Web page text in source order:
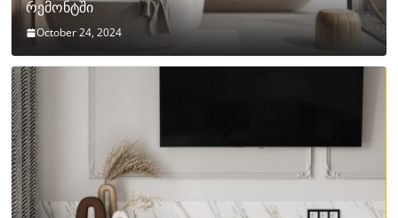
რემონტში
October 24, 2024